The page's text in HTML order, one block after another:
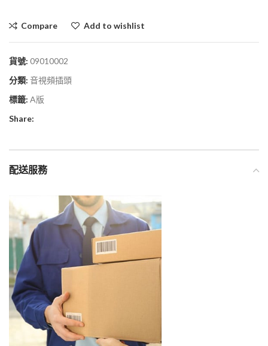
Compare Add to wishlist
貨號: 09010002
分類: 音視頻插頭
標籤: A版
Share:
配送服務